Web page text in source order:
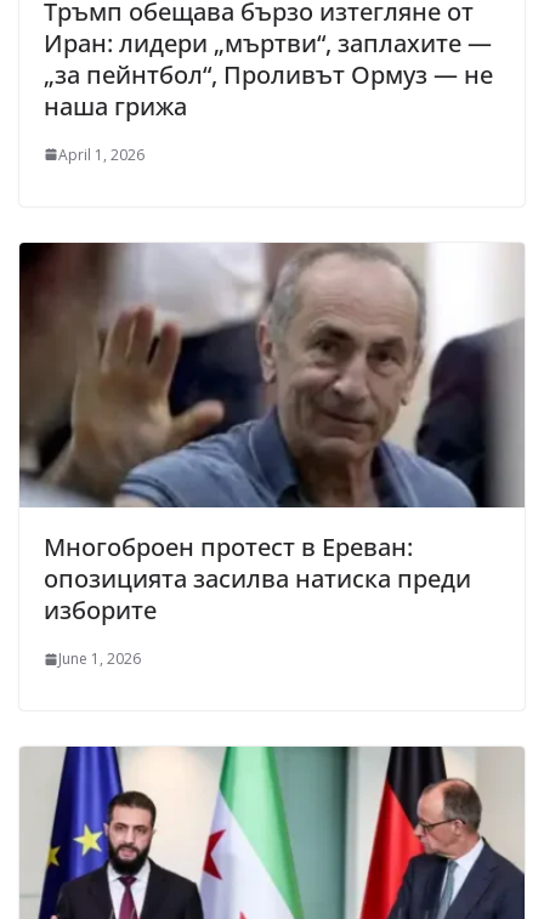
Тръмп обещава бързо изтегляне от
Иран: лидери „мъртви“, заплахите —
„за пейнтбол“, Проливът Ормуз — не
наша грижа
April 1, 2026
Многоброен протест в Ереван:
опозицията засилва натиска преди
изборите
June 1, 2026